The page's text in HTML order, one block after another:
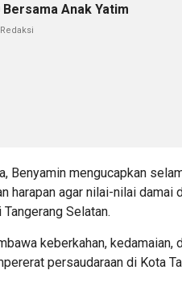
Bersama Anak Yatim
Redaksi
Benyamin mengucapkan
harapan agar nilai-nilai damai
Selatan.
keberkahan, kedamaian,
persaudaraan di Kota